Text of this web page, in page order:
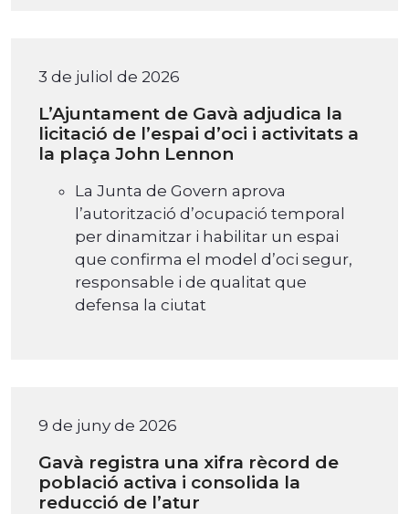
3 de juliol de 2026
L’Ajuntament de Gavà adjudica la
licitació de l’espai d’oci i activitats a
la plaça John Lennon
La Junta de Govern aprova
l’autorització d’ocupació temporal
per dinamitzar i habilitar un espai
que confirma el model d’oci segur,
responsable i de qualitat que
defensa la ciutat
9 de juny de 2026
Gavà registra una xifra rècord de
població activa i consolida la
reducció de l’atur